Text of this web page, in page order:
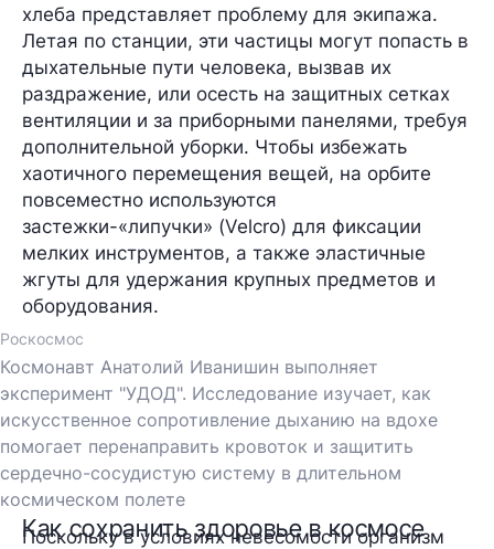
хлеба представляет проблему для экипажа.
Летая по станции, эти частицы могут попасть в
дыхательные пути человека, вызвав их
раздражение, или осесть на защитных сетках
вентиляции и за приборными панелями, требуя
дополнительной уборки. Чтобы избежать
хаотичного перемещения вещей, на орбите
повсеместно используются
застежки-«липучки» (Velcro) для фиксации
мелких инструментов, а также эластичные
жгуты для удержания крупных предметов и
оборудования.
Роскосмос
Космонавт Анатолий Иванишин выполняет
эксперимент "УДОД". Исследование изучает, как
искусственное сопротивление дыханию на вдохе
помогает перенаправить кровоток и защитить
сердечно-сосудистую систему в длительном
космическом полете
Как сохранить здоровье в космосе
Поскольку в условиях невесомости организм